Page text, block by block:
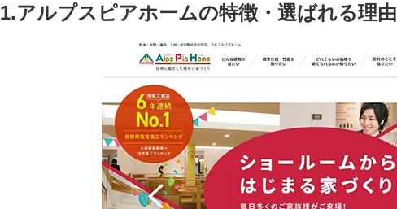
1.アルプスピアホームの特徴・選ばれる理由